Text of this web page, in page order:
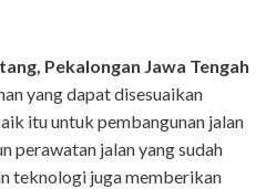
Pekalongan Jawa Tengah
yang dapat disesuaikan
itu untuk pembangunan jalan
perawatan jalan yang sudah
teknologi juga memberikan